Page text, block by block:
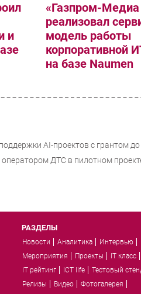
и
«Газпром-Медиа
реализовал
модель работы
корпоративной
на базе Naumen
AI-проектов с грантом
ДТС в пилотном
РАЗДЕЛЫ
Новости Аналитика
Интервью
Мероприятия
Проекты
IT класс
IT рейтинг
ICT life
Тестовый
Релизы
Видео Фотогалерея